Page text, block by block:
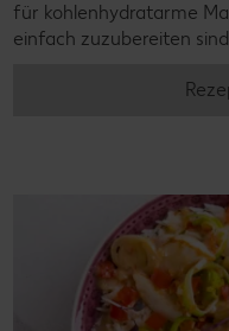
für kohlenhydratarme
einfach zuzubereiten